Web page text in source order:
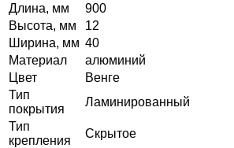
Длина, мм
900
Высота, мм
12
Ширина, мм 40
Материал
алюминий
Цвет
Венге
Тип
покрытия
Ламинированный
Тип
крепления
Скрытое